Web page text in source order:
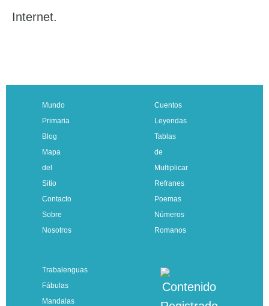
Internet.
Mundo
Primaria
Blog
Mapa
del
Sitio
Contacto
Sobre
Nosotros
Cuentos
Leyendas
Tablas
de
Multiplicar
Refranes
Poemas
Números
Romanos
Trabalenguas
Fábulas
Mandalas